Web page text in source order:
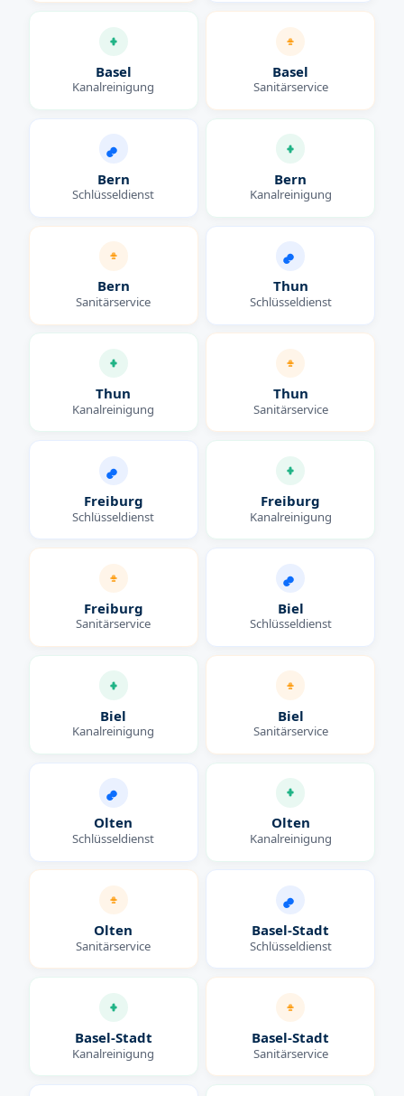
Basel
Kanalreinigung
Basel
Sanitärservice
Bern
Schlüsseldienst
Bern
Kanalreinigung
Bern
Sanitärservice
Thun
Schlüsseldienst
Thun
Kanalreinigung
Thun
Sanitärservice
Freiburg
Schlüsseldienst
Freiburg
Kanalreinigung
Freiburg
Sanitärservice
Biel
Schlüsseldienst
Biel
Kanalreinigung
Biel
Sanitärservice
Olten
Schlüsseldienst
Olten
Kanalreinigung
Olten
Sanitärservice
Basel-Stadt
Schlüsseldienst
Basel-Stadt
Kanalreinigung
Basel-Stadt
Sanitärservice